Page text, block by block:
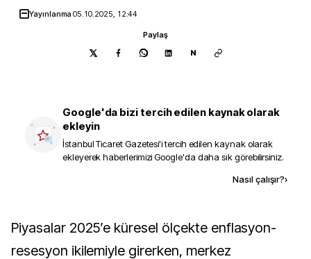
Yayınlanma05.10.2025, 12:44
Paylaş
N
Google'da bizi tercih edilen kaynak olarak
ekleyin
İstanbul Ticaret Gazetesi'i tercih edilen kaynak olarak
ekleyerek haberlerimizi Google'da daha sık görebilirsiniz.
Nasıl çalışır?›
Piyasalar 2025’e küresel ölçekte enflasyon-
resesyon ikilemiyle girerken, merkez